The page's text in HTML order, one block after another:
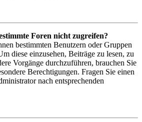
Foren nicht zugreifen?
bestimmten Benutzern oder Gruppen
diese einzusehen, Beiträge zu lesen, zu
Vorgänge durchzuführen, brauchen Sie
Berechtigungen. Fragen Sie einen
nach entsprechenden